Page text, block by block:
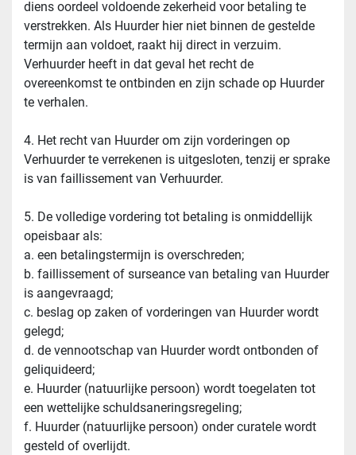
diens oordeel voldoende zekerheid voor betaling te
verstrekken. Als Huurder hier niet binnen de gestelde
termijn aan voldoet, raakt hij direct in verzuim.
Verhuurder heeft in dat geval het recht de
overeenkomst te ontbinden en zijn schade op Huurder
te verhalen.
4. Het recht van Huurder om zijn vorderingen op
Verhuurder te verrekenen is uitgesloten, tenzij er sprake
is van faillissement van Verhuurder.
5. De volledige vordering tot betaling is onmiddellijk
opeisbaar als:
a. een betalingstermijn is overschreden;
b. faillissement of surseance van betaling van Huurder
is aangevraagd;
c. beslag op zaken of vorderingen van Huurder wordt
gelegd;
d. de vennootschap van Huurder wordt ontbonden of
geliquideerd;
e. Huurder (natuurlijke persoon) wordt toegelaten tot
een wettelijke schuldsaneringsregeling;
f. Huurder (natuurlijke persoon) onder curatele wordt
gesteld of overlijdt.